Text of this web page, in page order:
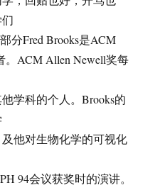
分Fred Brooks是ACM
。ACM Allen Newell奖每
学科的个人。Brooks的
他对生物化学的可视化
94会议获奖时的演讲。